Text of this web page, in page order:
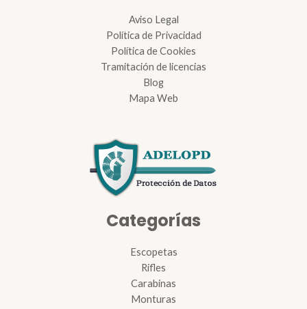
Aviso Legal
Política de Privacidad
Política de Cookies
Tramitación de licencias
Blog
Mapa Web
Categorías
Escopetas
Rifles
Carabinas
Monturas